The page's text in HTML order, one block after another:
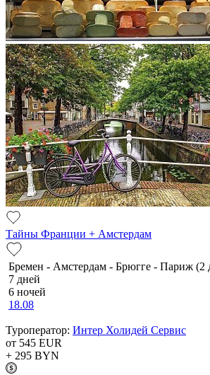
Тайны Франции + Амстердам
Бремен - Амстердам - Брюгге - Париж (2
7 дней
6 ночей
18.08
Туроператор: Интер Холидей Сервис
от 545 EUR
+ 295 BYN